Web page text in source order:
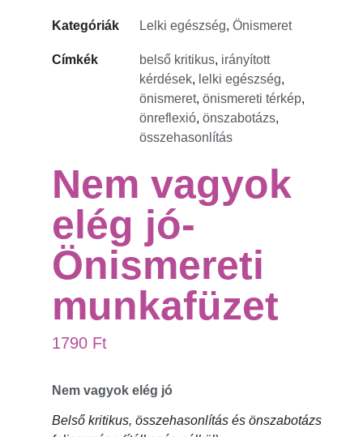
Kategóriák Lelki egészség, Önismeret
Címkék belső kritikus, irányított
kérdések, lelki egészség,
önismeret, önismereti térkép,
önreflexió, önszabotázs,
összehasonlítás
Nem vagyok
elég jó-
Önismereti
munkafüzet
1790 Ft
Nem vagyok elég jó
Belső kritikus, összehasonlítás és önszabotázs